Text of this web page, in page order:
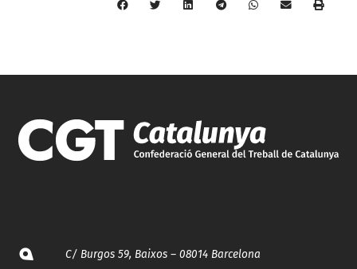
C/ Burgos 59, Baixos – 08014 Barcelona